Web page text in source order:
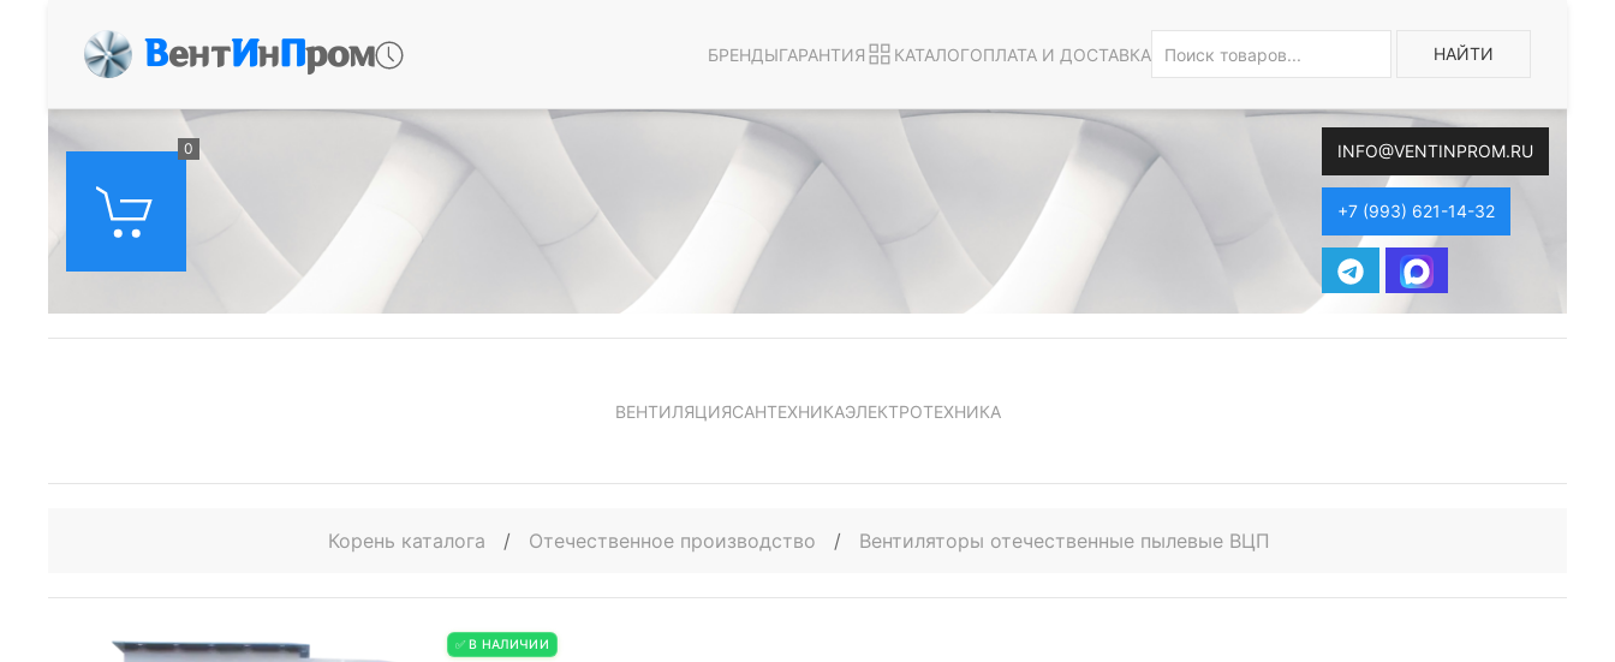
ВентИнПром БРЕНДЫГАРАНТИЯ КАТАЛОГОПЛАТА И ДОСТАВКА НАЙТИ
0 INFO@VENTINPROM.RU
+7 (993) 621-14-32
ВЕНТИЛЯЦИЯСАНТЕХНИКАЭЛЕКТРОТЕХНИКА
Корень каталога / Отечественное производство / Вентиляторы отечественные пылевые ВЦП
✅ В НАЛИЧИИ